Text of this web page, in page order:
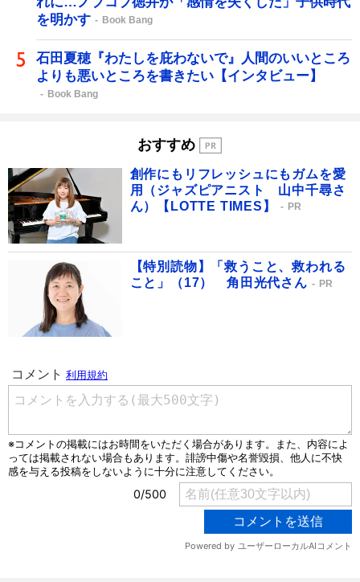
を明かす
Book Bang
石田夏穂『わたしを庇わないで』人間のいいところ
よりも悪いところを書きたい【インタビュー】
Book Bang
おすすめ
創作にもリフレッシュにもガムを愛
用（ジャズピアニスト 山中千尋さ
ん）【LOTTE TIMES】
PR
【特別読物】「救うこと、救われる
こと」（17） 角田光代さん
PR